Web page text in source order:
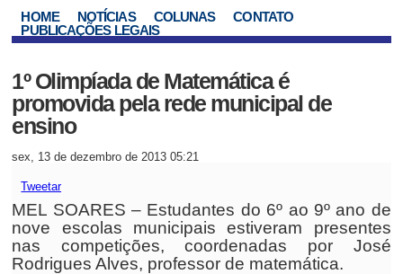
HOME NOTÍCIAS COLUNAS
CONTATO
PUBLICAÇÕES LEGAIS
1º Olimpíada de Matemática é
promovida pela rede municipal de
ensino
sex, 13 de dezembro de 2013 05:21
Tweetar
MEL SOARES – Estudantes do 6º ao 9º ano de
nove escolas municipais estiveram presentes
nas competições, coordenadas por José
Rodrigues Alves, professor de matemática.